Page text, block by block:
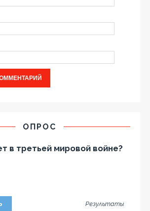
ОПРОС
в третьей мировой войне?
Результаты